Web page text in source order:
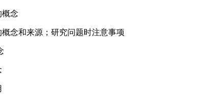
念
念和来源；研究问题时注意事项